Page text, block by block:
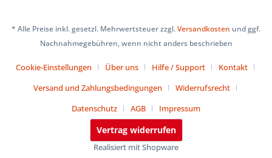
* Alle Preise inkl. gesetzl. Mehrwertsteuer zzgl.Versandkosten und ggf.
Nachnahmegebühren, wenn nicht anders beschrieben
Cookie-Einstellungen Über uns Hilfe / Support
Kontakt
Versand und Zahlungsbedingungen
Widerrufsrecht
Datenschutz
AGB Impressum
Vertrag widerrufen
Realisiert mit Shopware